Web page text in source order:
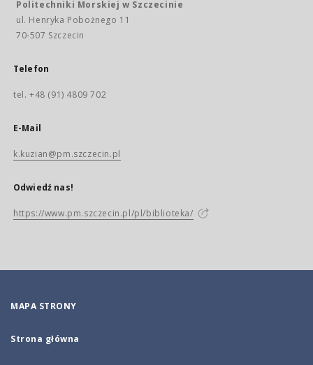
Politechniki Morskiej w Szczecinie
ul. Henryka Pobożnego 11
70-507 Szczecin
Telefon
tel. +48 (91) 4809 702
E-Mail
k.kuzian@pm.szczecin.pl
Odwiedź nas!
https://www.pm.szczecin.pl/pl/biblioteka/
MAPA STRONY
Strona główna